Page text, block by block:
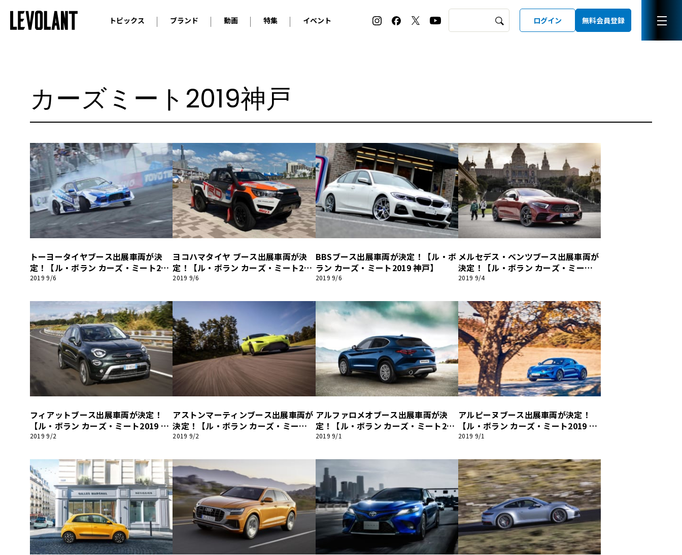
トピックス
コラム
ブランド
シトロエン
プジョー
ルノー
ベントレー
ケータハム
ジャガー
ランドローバー
ロータス
マクラーレン
MINI
モーガン
ロールス・ロイス
ボルボ
キャデラック
シボレー
ジープ
テスラ
ヒョンデ
BYD
その他
ホンダ
スバル
マツダ
三菱
ダイハツ
スズキ
光岡
その他
動画 特集
ホイールカタログ
イベント ログイン 無料会員登録
カーズミート2019神戸
トーヨータイヤブース出展車両が決
定！【ル・ボラン カーズ・ミート201
9 神戸】
2019 9/6
ヨコハマタイヤ ブース出展車両が決
定！【ル・ボラン カーズ・ミート201
9 神戸】
2019 9/6
BBSブース出展車両が決定！【ル・ボ
ラン カーズ・ミート2019 神戸】
2019 9/6
メルセデス・ベンツブース出展車両が
決定！【ル・ボラン カーズ・ミート2
019 神戸】
2019 9/4
フィアットブース出展車両が決定！
【ル・ボラン カーズ・ミート2019 神
戸】
2019 9/2
アストンマーティンブース出展車両が
決定！【ル・ボラン カーズ・ミート2
019 神戸】
2019 9/2
アルファロメオブース出展車両が決
定！【ル・ボラン カーズ・ミート201
9 神戸】
2019 9/1
アルピーヌブース出展車両が決定！
【ル・ボラン カーズ・ミート2019 神
戸】
2019 9/1